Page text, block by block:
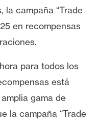
la campaña “Trade
en recompensas
para todos los
está
gama de
la campaña “Trade